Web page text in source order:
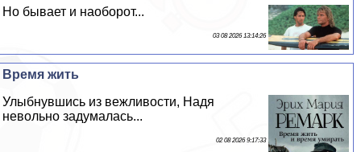
Но бывает и наоборот...
03 08 2026 13:14:26
Время жить
Улыбнувшись из вежливости, Надя
невольно задумалась...
02 08 2026 9:17:33